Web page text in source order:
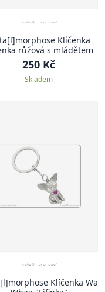
Klíčenka
růžová s mládětem
250 Kč
Skladem
Klíčenka Wa